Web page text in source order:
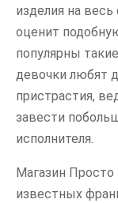
изделия на
оценит
популярны
девочки любят
пристрастия,
завести
исполнителя.
Магазин
известных